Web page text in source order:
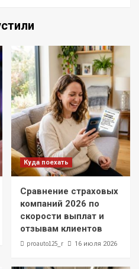
Куда поехать
Сравнение страховых
компаний 2026 по
скорости выплат и
отзывам клиентов
proauto125_r 16 июля 2026